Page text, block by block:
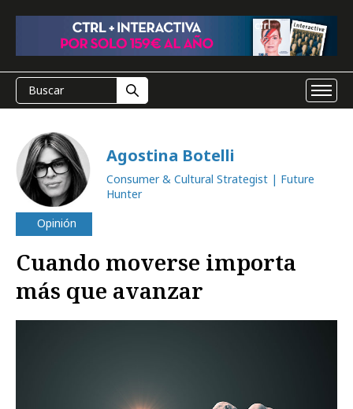
Agostina Botelli
Consumer & Cultural Strategist | Future
Hunter
Opinión
Cuando moverse importa
más que avanzar